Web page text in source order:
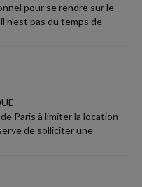
pour se rendre sur le
n'est pas du temps de
Paris à limiter la location
de solliciter une